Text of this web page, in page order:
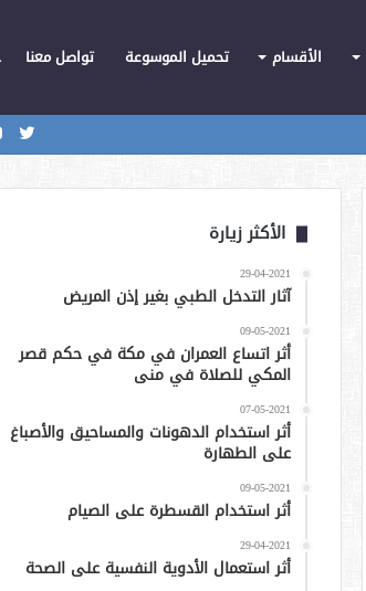
الأقسام تحميل الموسوعة تواصل معنا
الأكثر زيارة
29-04-2021
آثار التدخل الطبي بغير إذن المريض
09-05-2021
أثر اتساع العمران في مكة في حكم قصر
المكي للصلاة في منى
07-05-2021
أثر استخدام الدهونات والمساحيق والأصباغ
على الطهارة
09-05-2021
أثر استخدام القسطرة على الصيام
29-04-2021
أثر استعمال الأدوية النفسية على الصحة